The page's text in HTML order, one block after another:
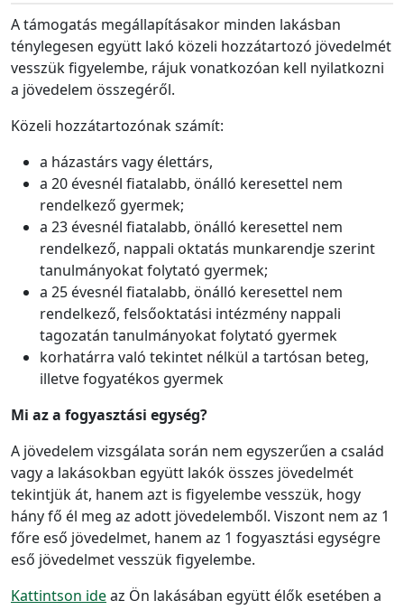
A támogatás megállapításakor minden lakásban
ténylegesen együtt lakó közeli hozzátartozó jövedelmét
vesszük figyelembe, rájuk vonatkozóan kell nyilatkozni
a jövedelem összegéről.
Közeli hozzátartozónak számít:
a házastárs vagy élettárs,
a 20 évesnél fiatalabb, önálló keresettel nem
rendelkező gyermek;
a 23 évesnél fiatalabb, önálló keresettel nem
rendelkező, nappali oktatás munkarendje szerint
tanulmányokat folytató gyermek;
a 25 évesnél fiatalabb, önálló keresettel nem
rendelkező, felsőoktatási intézmény nappali
tagozatán tanulmányokat folytató gyermek
korhatárra való tekintet nélkül a tartósan beteg,
illetve fogyatékos gyermek
Mi az a fogyasztási egység?
A jövedelem vizsgálata során nem egyszerűen a család
vagy a lakásokban együtt lakók összes jövedelmét
tekintjük át, hanem azt is figyelembe vesszük, hogy
hány fő él meg az adott jövedelemből. Viszont nem az 1
főre eső jövedelmet, hanem az 1 fogyasztási egységre
eső jövedelmet vesszük figyelembe.
Kattintson ideaz Ön lakásában együtt élők esetében a